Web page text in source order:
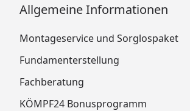
Allgemeine Informationen
Montageservice und Sorglospaket
Fundamenterstellung
Fachberatung
KÖMPF24 Bonusprogramm